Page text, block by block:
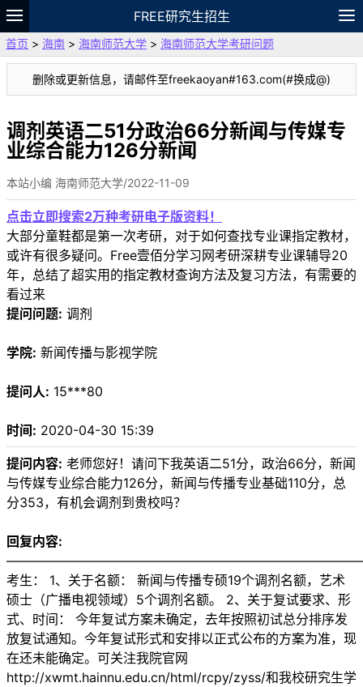
FREE研究生招生
题库
故事 专题 APP 笔记
论坛
VIP
资料
首页 > 海南 > 海南师范大学 > 海南师范大学考研问题
删除或更新信息，请邮件至freekaoyan#163.com(#换成@)
调剂英语二51分政治66分新闻与传媒专
业综合能力126分新闻
本站小编 海南师范大学/2022-11-09
点击立即搜索2万种考研电子版资料！
大部分童鞋都是第一次考研，对于如何查找专业课指定教材，
或许有很多疑问。Free壹佰分学习网考研深耕专业课辅导20
年，总结了超实用的指定教材查询方法及复习方法，有需要的
看过来
提问问题: 调剂
学院: 新闻传播与影视学院
提问人: 15***80
时间: 2020-04-30 15:39
提问内容: 老师您好！请问下我英语二51分，政治66分，新闻
与传媒专业综合能力126分，新闻与传播专业基础110分，总
分353，有机会调剂到贵校吗？
回复内容:
考生： 1、关于名额： 新闻与传播专硕19个调剂名额，艺术
硕士（广播电视领域）5个调剂名额。 2、关于复试要求、形
式、时间： 今年复试方案未确定，去年按照初试总分排序发
放复试通知。今年复试形式和安排以正式公布的方案为准，现
在还未能确定。可关注我院官网
http://xwmt.hainnu.edu.cn/html/rcpy/zyss/和我校研究生学